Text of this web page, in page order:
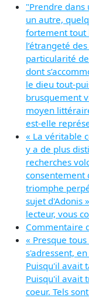
"Prendre dans
un autre,
fortement tout
l’étrangeté
particularité
dont
le dieu tout-
brusquement
moyen
est-elle
« La véritable
y a de plus
recherches
consentement
triomphe
sujet d'Adonis
lecteur, vous
Commentaire
« Presque
s'adressent,
Puisqu'il avait
Puisqu'il avait
coeur. Tels